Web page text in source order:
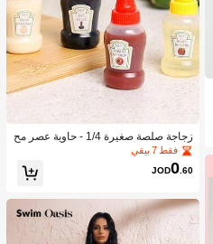
زجاجة صلصة صغيرة 1/4 - حاوية عصر مح
مولة للتوابل لصلصة الطماطم والزيت و
صلصة الصويا والعسل - بلاستيك، مثالية ل
غداء المكتب، حاوية بلاستيكية محمولة، أد
فقط 7 بيقي
JOD0.60